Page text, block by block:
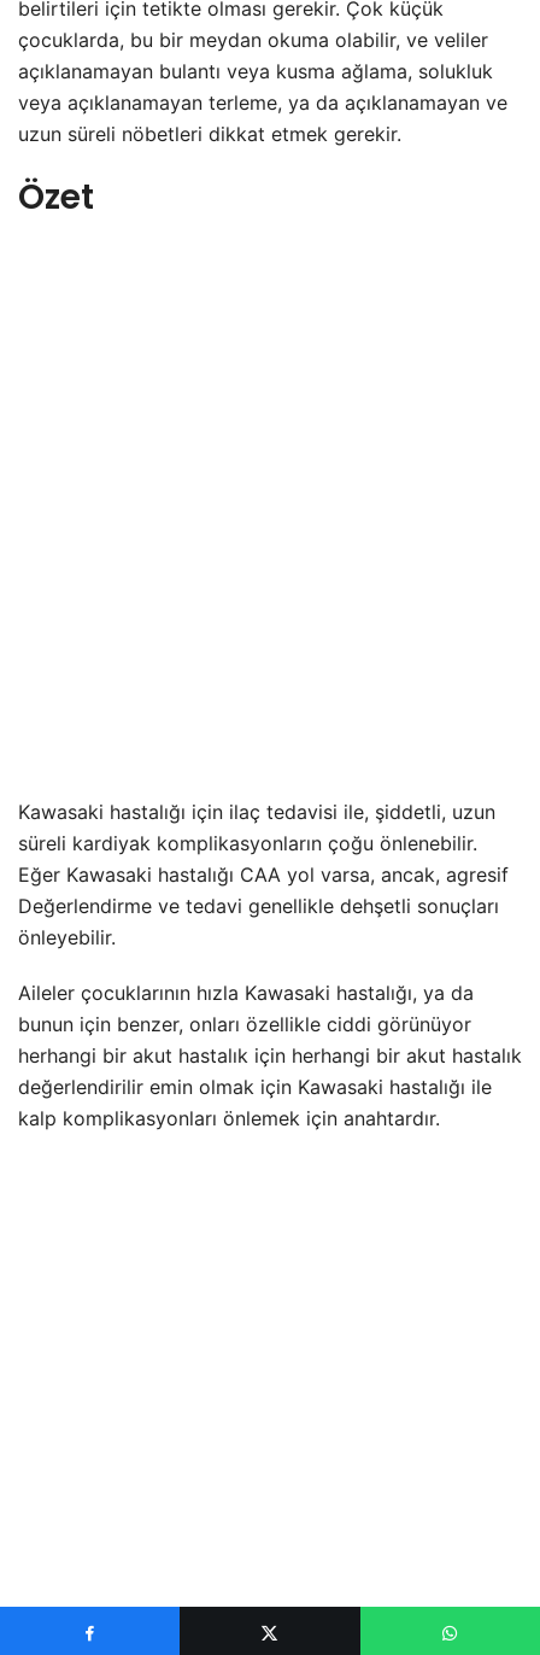
belirtileri için tetikte olması gerekir. Çok küçük
çocuklarda, bu bir meydan okuma olabilir, ve veliler
açıklanamayan bulantı veya kusma ağlama, solukluk
veya açıklanamayan terleme, ya da açıklanamayan ve
uzun süreli nöbetleri dikkat etmek gerekir.
Özet
Kawasaki hastalığı için ilaç tedavisi ile, şiddetli, uzun
süreli kardiyak komplikasyonların çoğu önlenebilir.
Eğer Kawasaki hastalığı CAA yol varsa, ancak, agresif
Değerlendirme ve tedavi genellikle dehşetli sonuçları
önleyebilir.
Aileler çocuklarının hızla Kawasaki hastalığı, ya da
bunun için benzer, onları özellikle ciddi görünüyor
herhangi bir akut hastalık için herhangi bir akut hastalık
değerlendirilir emin olmak için Kawasaki hastalığı ile
kalp komplikasyonları önlemek için anahtardır.